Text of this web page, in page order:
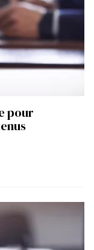
pour